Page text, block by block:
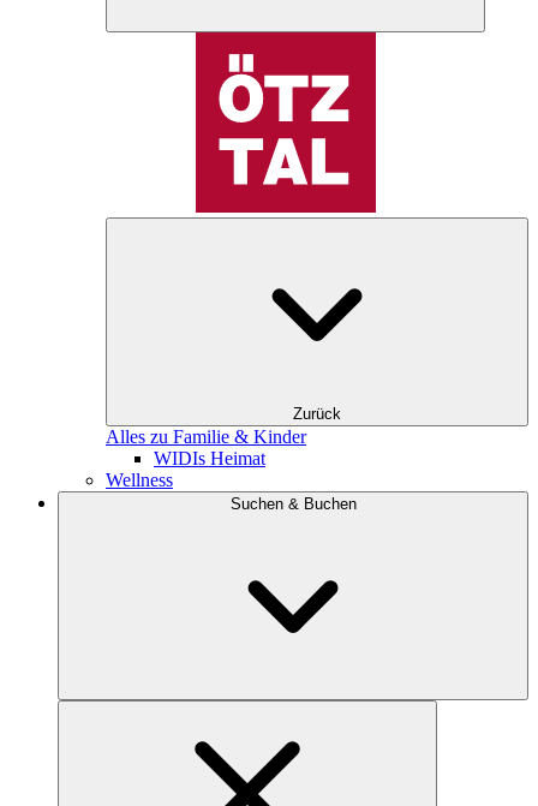
Zurück
Alles zu Familie & Kinder
WIDIs Heimat
Wellness
Suchen & Buchen